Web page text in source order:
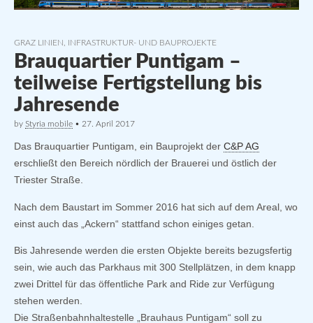
GRAZ LINIEN INFRASTRUKTUR- UND BAUPROJEKTE
Brauquartier Puntigam –
teilweise Fertigstellung bis
Jahresende
by Styria mobile • 27. April 2017
Das Brauquartier Puntigam, ein Bauprojekt der C&P AG
erschließt den Bereich nördlich der Brauerei und östlich der
Triester Straße.
Nach dem Baustart im Sommer 2016 hat sich auf dem Areal, wo
einst auch das „Ackern“ stattfand schon einiges getan.
Bis Jahresende werden die ersten Objekte bereits bezugsfertig
sein, wie auch das Parkhaus mit 300 Stellplätzen, in dem knapp
zwei Drittel für das öffentliche Park and Ride zur Verfügung
stehen werden.
Die Straßenbahnhaltestelle „Brauhaus Puntigam“ soll zu